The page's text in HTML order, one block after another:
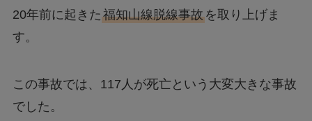
20年前に起きた福知山線脱線事故を取り上げま
す。
この事故では、117人が死亡という大変大きな事故
でした。